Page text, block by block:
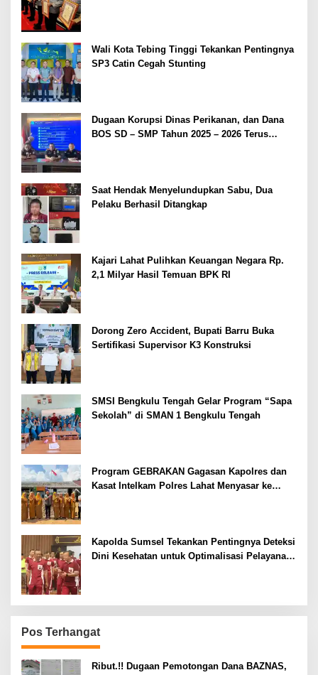
Wali Kota Tebing Tinggi Tekankan Pentingnya
SP3 Catin Cegah Stunting
Dugaan Korupsi Dinas Perikanan, dan Dana
BOS SD – SMP Tahun 2025 – 2026 Terus
Saat Hendak Menyelundupkan Sabu, Dua
Pelaku Berhasil Ditangkap
Kajari Lahat Pulihkan Keuangan Negara Rp.
2,1 Milyar Hasil Temuan BPK RI
Dorong Zero Accident, Bupati Barru Buka
Sertifikasi Supervisor K3 Konstruksi
SMSI Bengkulu Tengah Gelar Program “Sapa
Sekolah” di SMAN 1 Bengkulu Tengah
Program GEBRAKAN Gagasan Kapolres dan
Kasat Intelkam Polres Lahat Menyasar ke
Kapolda Sumsel Tekankan Pentingnya Deteksi
Dini Kesehatan untuk Optimalisasi Pelayanan
Pos Terhangat
Ribut.!! Dugaan Pemotongan Dana BAZNAS,